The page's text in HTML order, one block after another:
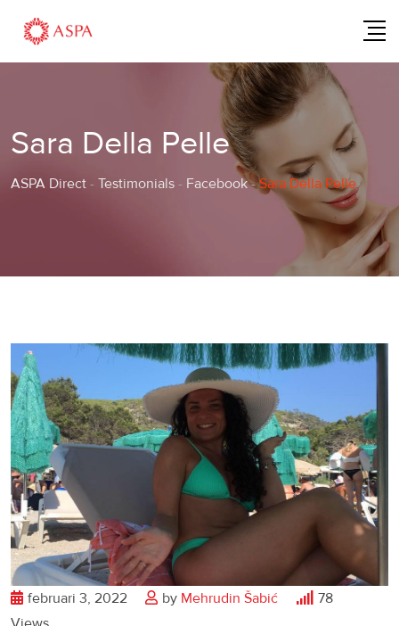
content
Sara Della Pelle
ASPA Direct - Testimonials - Facebook-Sara Della Pelle
februari 3, 2022 by Mehrudin Šabić
78